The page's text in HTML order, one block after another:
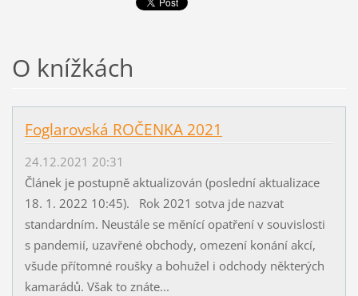
O knížkách
Foglarovská ROČENKA 2021
24.12.2021 20:31
Článek je postupně aktualizován (poslední aktualizace
18. 1. 2022 10:45). Rok 2021 sotva jde nazvat
standardním. Neustále se měnící opatření v souvislosti
s pandemií, uzavřené obchody, omezení konání akcí,
všude přítomné roušky a bohužel i odchody některých
kamarádů. Však to znáte...